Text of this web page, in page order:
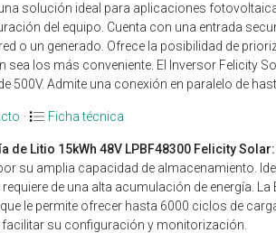
solución ideal para aplicaciones
del equipo. Cuenta con una entrada
o un generado. Ofrece la posibilidad de
sea los más conveniente. El Inversor Felicity
500V. Admite una conexión en paralelo de
· Ficha técnica
de Litio 15kWh 48V LPBF48300 Felicity Solar:
su amplia capacidad de almacenamiento.
de una alta acumulación de energía.
que le permite ofrecer hasta 6000 ciclos de
facilitar su configuración y monitorización.